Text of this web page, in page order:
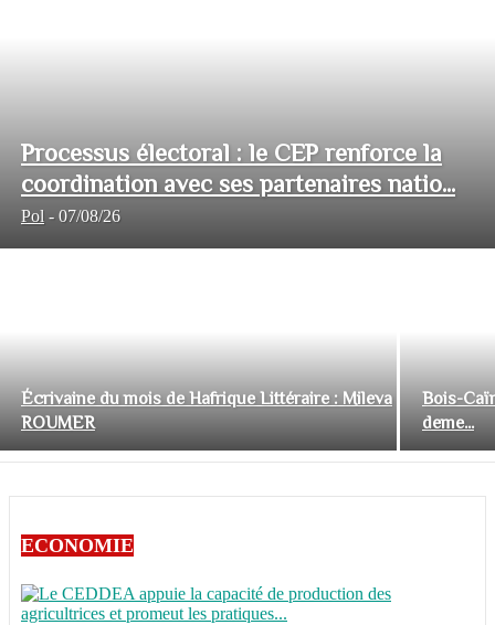
Processus électoral : le CEP renforce la
coordination avec ses partenaires natio...
Pol - 07/08/26
Écrivaine du mois de Hafrique Littéraire : Mileva
ROUMER
Bois-
deme...
ECONOMIE